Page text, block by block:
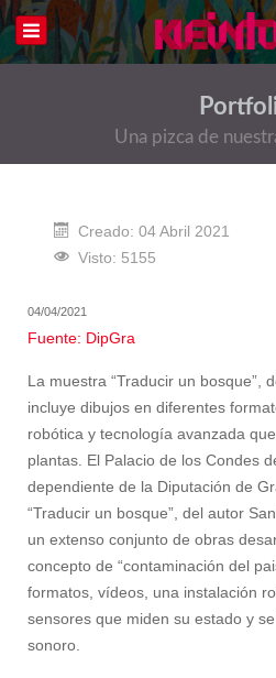
Una pizca de
Creado: 04 Abril 2021
Visto: 5155
04/04/2021
Fuente: DipGra
La muestra “Traducir un bosque”,
incluye dibujos en diferentes
robótica y tecnología avanzada
plantas. El Palacio de los Condes
dependiente de la Diputación de
“Traducir un bosque”, del autor
un extenso conjunto de obras
concepto de “contaminación del
formatos, vídeos, una instalación
sensores que miden su estado y
sonoro.